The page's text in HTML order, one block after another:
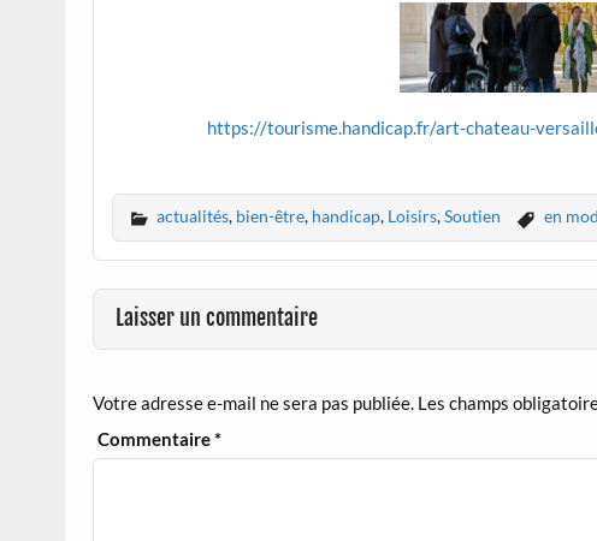
https://tourisme.handicap.fr/art-chateau-
actualités, bien-être, handicap, Loisirs,Soutien en
Laisser un commentaire
Votre adresse e-mail ne sera pas publiée. Les champs
Commentaire*